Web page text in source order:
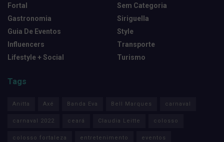
Fortal
Gastronomia
Guia De Eventos
Influencers
Lifestyle + Social
Sem Categoria
Siriguella
Style
Transporte
Turismo
Tags
Anitta Axé Banda Eva Bell Marques carnaval
carnaval 2022 ceará Claudia Leitte colosso
colosso fortaleza entretenimento eventos